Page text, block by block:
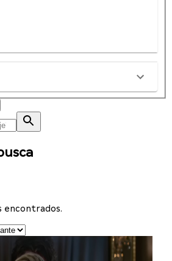
encontrados.